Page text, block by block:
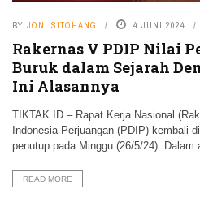
BY JONI SITOHANG 4 JUNI 2024
Rakernas V PDIP Nilai
Buruk dalam Sejarah
Ini Alasannya
TIKTAK.ID – Rapat Kerja Nasional
Indonesia Perjuangan (PDIP) kembali
penutup pada Minggu (26/5/24).
READ MORE